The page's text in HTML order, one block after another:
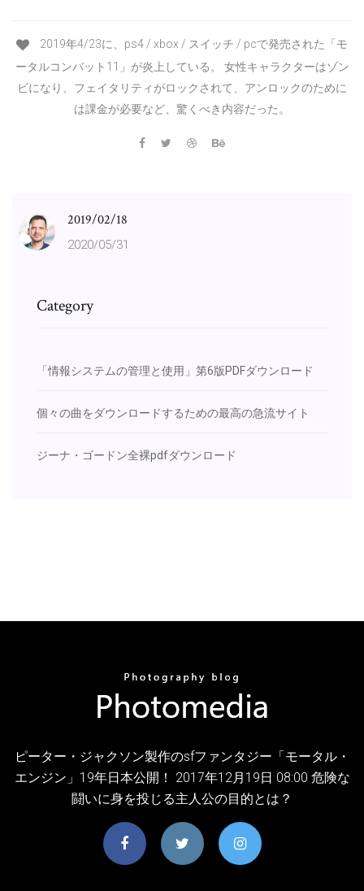
2019年4/23に、ps4 / xbox / スイッチ / pcで発売された「モ
ータルコンバット11」が炎上している。 女性キャラクターはゾン
ビになり、フェイタリティがロックされて、アンロックのために
は課金が必要など、驚くべき内容だった。
2019/02/18
2020/05/31
Category
「情報システムの管理と使用」第6版PDFダウンロード
個々の曲をダウンロードするための最高の急流サイト
ジーナ・ゴードン全裸pdfダウンロード
ピーター・ジャクソン製作のsfファンタジー「モータル・
エンジン」19年日本公開！ 2017年12月19日 08:00 危険な
闘いに身を投じる主人公の目的とは？